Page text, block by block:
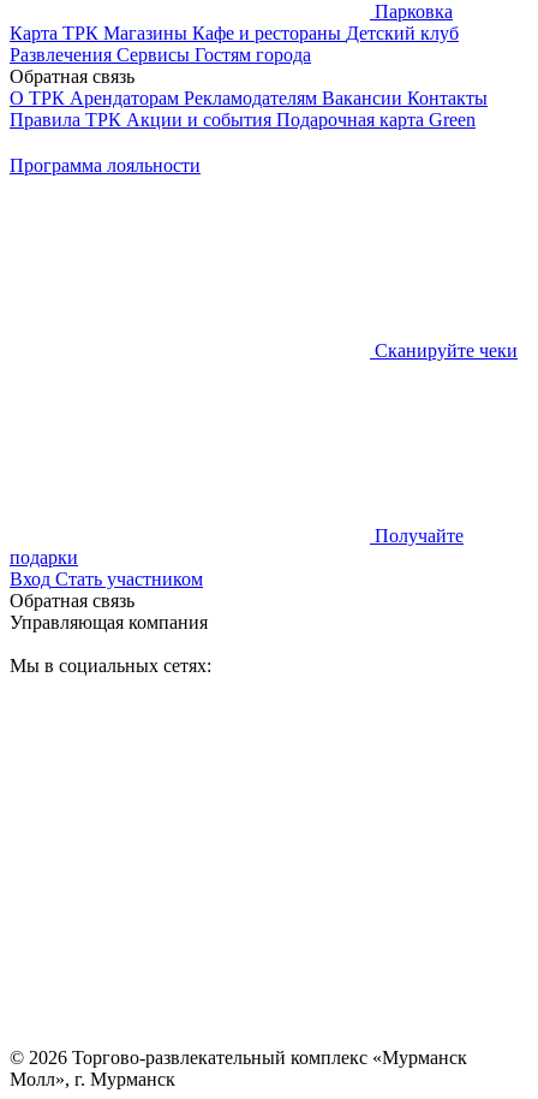
Парковка
Карта ТРК Магазины Кафе и рестораны Детский клуб
Развлечения Сервисы Гостям города
Обратная связь
О ТРК Арендаторам Рекламодателям Вакансии Контакты
Правила ТРК Акции и события Подарочная карта Green
Программа лояльности
Сканируйте чеки
Получайте
подарки
Вход Стать участником
Обратная связь
Управляющая компания
Мы в социальных сетях:
© 2026 Торгово-развлекательный комплекс «Мурманск
Молл», г. Мурманск